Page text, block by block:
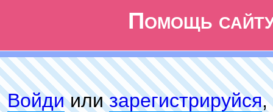
Помощь
Войдиилизарeгиcтpируйся,